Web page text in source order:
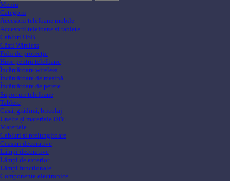
Meniu
Categorii
Accesorii telefoane mobile
Accesorii telefoane si tablete
Cabluri USB
Căsti Wireless
Folii de protecție
Huse pentru telefoane
Încărcătoare wireless
Încărcătoare de mașină
Încărcătoare de perete
Suporturi telefoane
Tablete
Casă, grădină, bricolaj
Unelte și materiale DIY
Materiale
Cabluri si prelungitoare
Ceasuri decorative
Lămpi decorative
Lămpi de exterior
Lămpi funcționale
Componente electronice